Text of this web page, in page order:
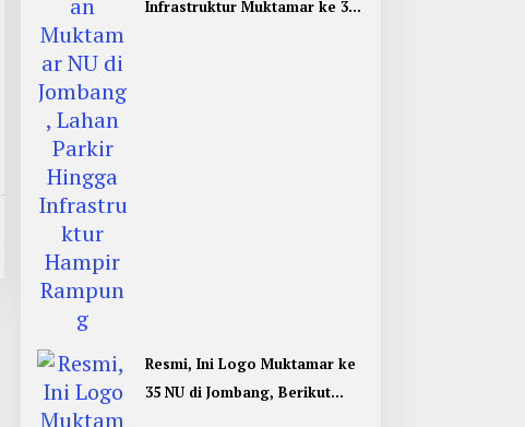
Infrastruktur Muktamar ke 35
Resmi, Ini Logo Muktamar ke
35 NU di Jombang, Berikut